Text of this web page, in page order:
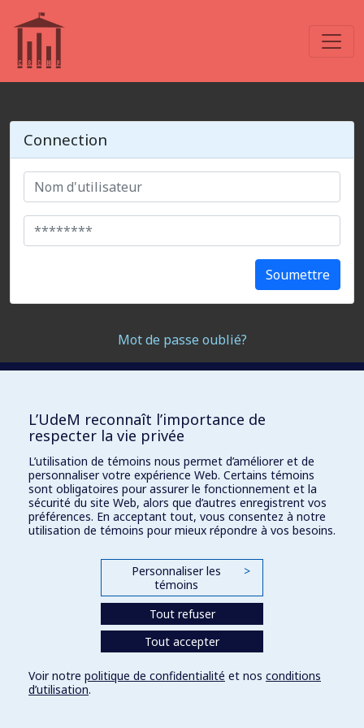
Connection
Soumettre
Mot de passe oublié?
L’UdeM reconnaît l’importance de
respecter la vie privée
L’utilisation de témoins nous permet d’améliorer et de
personnaliser votre expérience Web. Certains témoins
sont obligatoires pour assurer le fonctionnement et la
sécurité du site Web, alors que d’autres enregistrent vos
préférences. En acceptant tout, vous consentez à notre
utilisation de témoins pour mieux répondre à vos besoins.
Personnaliser les
témoins
>
Tout refuser
Tout accepter
Voir notre politique de confidentialité et nos conditions
d’utilisation.